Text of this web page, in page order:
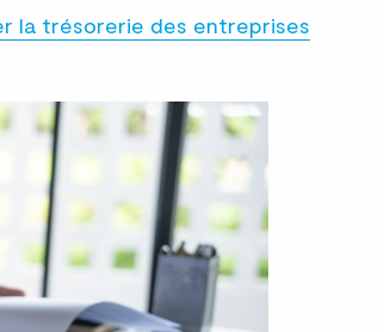
la trésorerie des entreprises